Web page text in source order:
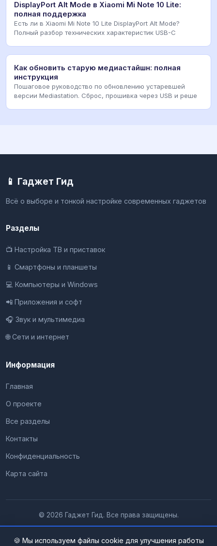
DisplayPort Alt Mode в Xiaomi Mi Note 10 Lite:
полная поддержка
Есть ли в Xiaomi Mi Note 10 Lite DisplayPort Alt Mode?
Полный разбор технических характеристик USB-C
Как обновить старую медиастайшн: полная
инструкция
Пошаговое руководство по обновлению устаревшей
версии Mediastation. Сброс, прошивка через USB и реше
📱 Гаджет Гид
Всё о выборе и тонкой настройке современных гаджетов
Разделы
📺 Настройка ТВ и приставок
📱 Смартфоны и планшеты
💻 Компьютеры и Windows
📲 Приложения и софт
🎧 Звук и мультимедиа
🌐 Сети и интернет
Информация
Главная
О проекте
Все разделы
Контакты
Конфиденциальность
Карта сайта
© 2026 Гаджет Гид. Все права защищены.
🍪 Мы используем файлы cookie для улучшения работы